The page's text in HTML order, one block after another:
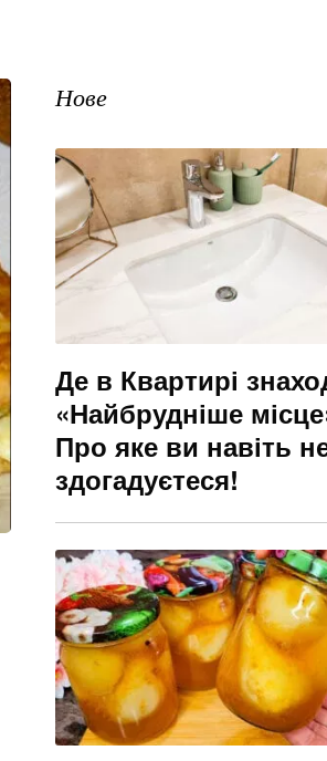
Нове
Де в Квартирі
«Найбрудніше
Про яке ви навіть
здогадуєтеся!